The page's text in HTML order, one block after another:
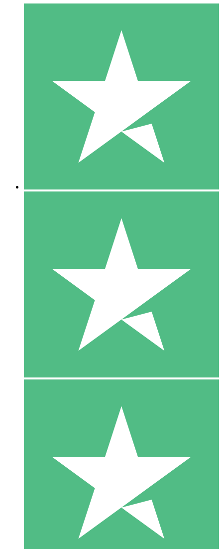
Packs de Crédits Individuels
Payez à l'utilisation avec des crédits de téléchargement. Sans
1 Téléchargement
10 00
10 Téléchargements
20 00